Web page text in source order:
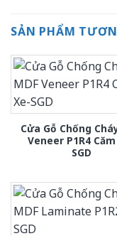
SẢN PHẨM
Cửa Gỗ Chống
Veneer P1R4
SGD